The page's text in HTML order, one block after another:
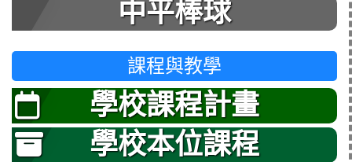
中平棒球
課程與教學
學校課程計畫
學校本位課程